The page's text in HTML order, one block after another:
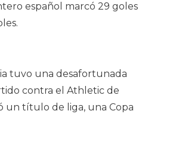
español marcó 29 goles
tuvo una desafortunada
contra el Athletic de
un título de liga, una Copa